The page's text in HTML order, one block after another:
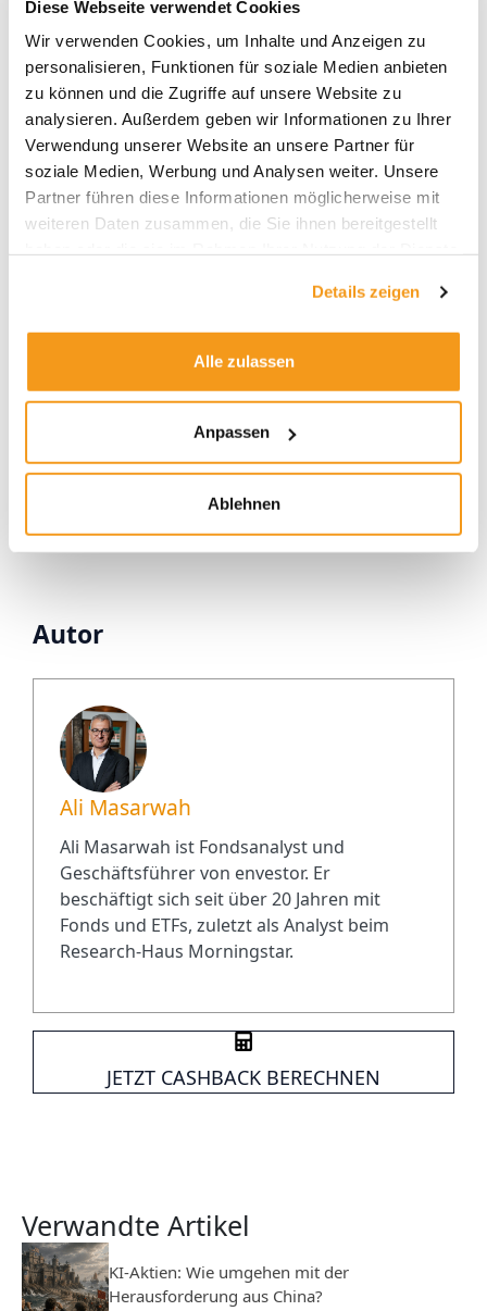
Diese Webseite verwendet Cookies
Wir verwenden Cookies, um Inhalte und Anzeigen zu
personalisieren, Funktionen für soziale Medien anbieten
zu können und die Zugriffe auf unsere Website zu
analysieren. Außerdem geben wir Informationen zu Ihrer
Verwendung unserer Website an unsere Partner für
soziale Medien, Werbung und Analysen weiter. Unsere
Partner führen diese Informationen möglicherweise mit
weiteren Daten zusammen, die Sie ihnen bereitgestellt
Details zeigen
Alle zulassen
Anpassen
Ablehnen
auseinander gingen, haben sich die Gewichtungen
der ETFs im Envestor ETF Portfolio Inflation
gegenüber der Start-Allokation etwas verschoben.
Der Anteil europäischer Aktien ging von 15 auf 13,9
Prozent zurück. Derweil stieg der Anteil des
Rohstoff-Korbes von 15 auf 15,8 Prozent. Per Ende
Juni steht der erste Rebalancing-Termin des
Portfolios an. Dann werden die Gewichte wieder
auf die Ausgangslage zurückgeführt.
Hier gelangen Sie zu den
Quartalsberichten der vier
Envestor ETF Portfolios
Envestor ETF Portfolio: Nachhaltigkeit
Envestor ETF Portfolio: Inflation
Envestor ETF Portfolio: Dividende
Autor
Ali Masarwah
Ali Masarwah ist Fondsanalyst und
Geschäftsführer von envestor. Er
beschäftigt sich seit über 20 Jahren mit
Fonds und ETFs, zuletzt als Analyst beim
Research-Haus Morningstar.
JETZT CASHBACK BERECHNEN
Verwandte Artikel
KI-Aktien: Wie umgehen mit der
Herausforderung aus China?